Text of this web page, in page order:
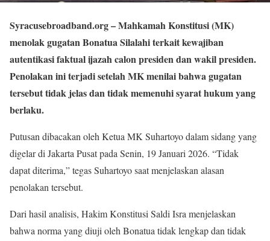
Syracusebroadband.org– Mahkamah Konstitusi (MK)
menolak gugatan Bonatua Silalahi terkait kewajiban
autentikasi faktual ijazah calon presiden dan wakil presiden.
Penolakan ini terjadi setelah MK menilai bahwa gugatan
tersebut tidak jelas dan tidak memenuhi syarat hukum yang
berlaku.
Putusan dibacakan oleh Ketua MK Suhartoyo dalam sidang yang
digelar di Jakarta Pusat pada Senin, 19 Januari 2026. “Tidak
dapat diterima,” tegas Suhartoyo saat menjelaskan alasan
penolakan tersebut.
Dari hasil analisis, Hakim Konstitusi Saldi Isra menjelaskan
bahwa norma yang diuji oleh Bonatua tidak lengkap dan tidak